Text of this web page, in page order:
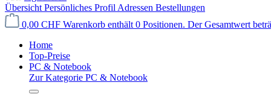
Übersicht Persönliches Profil Adressen Bestellungen
0,00 CHF Warenkorb enthält 0 Positionen. Der Gesamtwert
Home
Top-Preise
PC & Notebook
Zur Kategorie PC & Notebook